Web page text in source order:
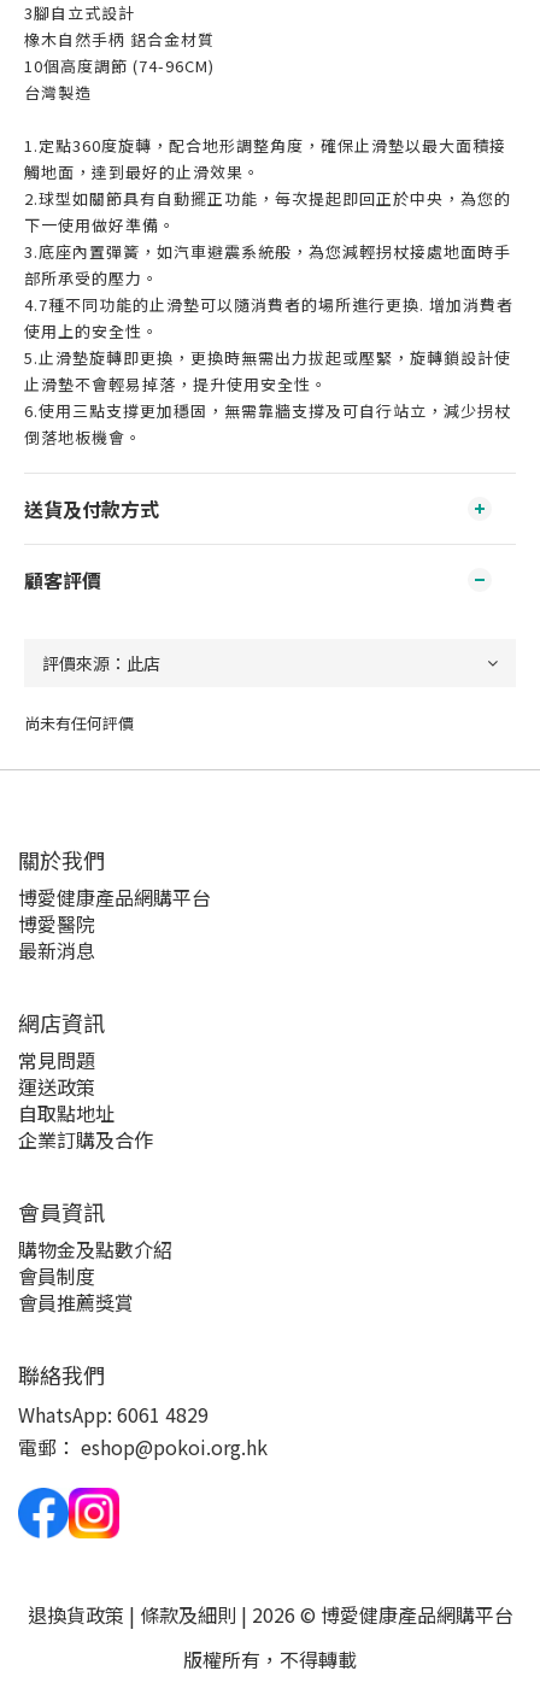
3腳自立式設計
橡木自然手柄 鋁合金材質
10個高度調節 (74-96CM)
台灣製造
1.定點360度旋轉，配合地形調整角度，確保止滑墊以最大面積接
觸地面，達到最好的止滑效果。
2.球型如關節具有自動擺正功能，每次提起即回正於中央，為您的
下一使用做好準備。
3.底座內置彈簧，如汽車避震系統般，為您減輕拐杖接處地面時手
部所承受的壓力。
4.7種不同功能的止滑墊可以隨消費者的場所進行更換. 增加消費者
使用上的安全性。
5.止滑墊旋轉即更換，更換時無需出力拔起或壓緊，旋轉鎖設計使
止滑墊不會輕易掉落，提升使用安全性。
6.使用三點支撐更加穩固，無需靠牆支撐及可自行站立，減少拐杖
倒落地板機會。
送貨及付款方式
顧客評價
尚未有任何評價
關於我們‎
博愛健康產品網購平台
博愛醫院
最新消息
網店資訊
常見問題
運送政策
自取點地址
企業訂購及合作
會員資訊
購物金及點數介紹
會員制度
會員推薦獎賞
聯絡我們
WhatsApp: 6061 4829
電郵： eshop@pokoi.org.hk
退換貨政策 | 條款及細則 | 2026 © 博愛健康產品網購平台
版權所有，不得轉載